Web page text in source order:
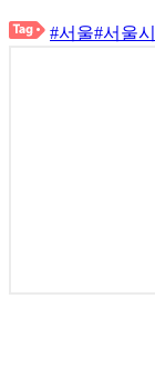
#서울#서울시